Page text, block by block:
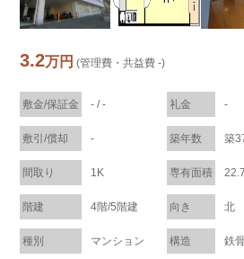
3.2万円 (管理費・共益費 -)
敷金/保証金 - / - 礼金 -
敷引/償却 - 築年数 築
間取り 1K 専有面積
階建 4階/5階建 向き 北
種別 マンション 構造 鉄